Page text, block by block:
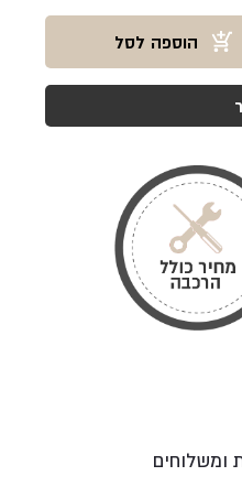
הוספה לסל
ומשלוחים